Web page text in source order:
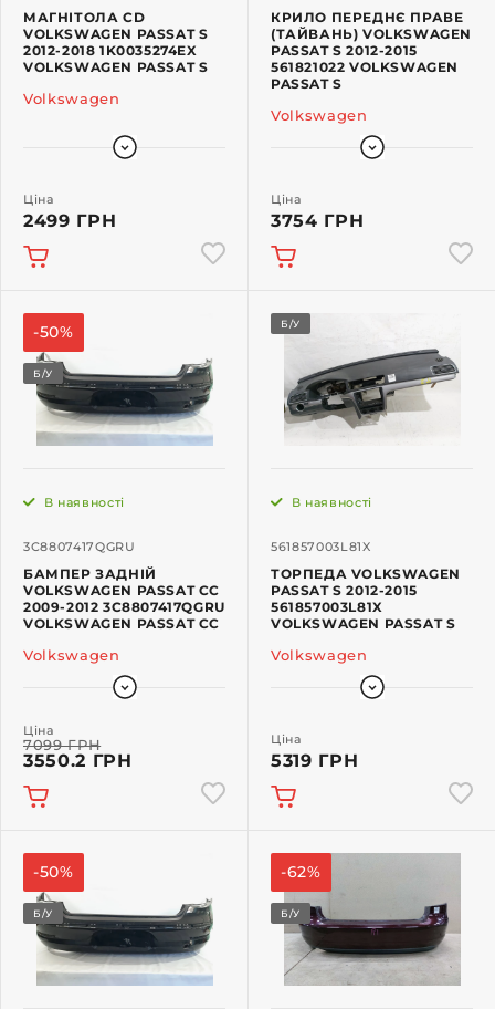
МАГНІТОЛА CD
VOLKSWAGEN PASSAT S
2012-2018 1K0035274EX
VOLKSWAGEN PASSAT S
Volkswagen
Ціна
2499 ГРН
КРИЛО ПЕРЕДНЄ ПРАВЕ
(ТАЙВАНЬ) VOLKSWAGEN
PASSAT S 2012-2015
561821022 VOLKSWAGEN
PASSAT S
Volkswagen
Ціна
3754 ГРН
-50%
Б/У
3C8807417QGRU
В наявності
БАМПЕР ЗАДНІЙ
VOLKSWAGEN PASSAT CC
2009-2012 3C8807417QGRU
VOLKSWAGEN PASSAT CC
Volkswagen
Ціна
7099 ГРН
3550.2 ГРН
Б/У
561857003L81X
В наявності
ТОРПЕДА VOLKSWAGEN
PASSAT S 2012-2015
561857003L81X
VOLKSWAGEN PASSAT S
Volkswagen
Ціна
5319 ГРН
-50%
Б/У
-62%
Б/У